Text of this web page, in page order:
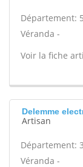
Département:
Véranda -
Voir la fiche
Delemme
Artisan
Département:
Véranda -